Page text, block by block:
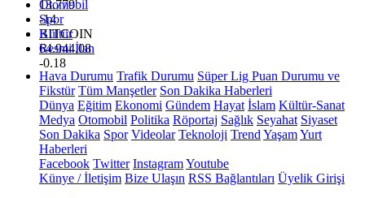
13.779
-14
BITCOIN
64.944,08
-0.18
Otomobil
Spor
Kültür
Resmi İlan
Hava Durumu Trafik Durumu Süper Lig Puan Durumu ve
Fikstür Tüm Manşetler Son Dakika Haberleri
Dünya Eğitim Ekonomi Gündem Hayat İslam Kültür-Sanat
Medya Otomobil Politika Röportaj Sağlık Seyahat Siyaset
Son Dakika Spor Videolar Teknoloji Trend YaşamYurt
Haberleri
Facebook Twitter InstagramYoutube
Künye / İletişim Bize Ulaşın RSS Bağlantıları Üyelik Girişi